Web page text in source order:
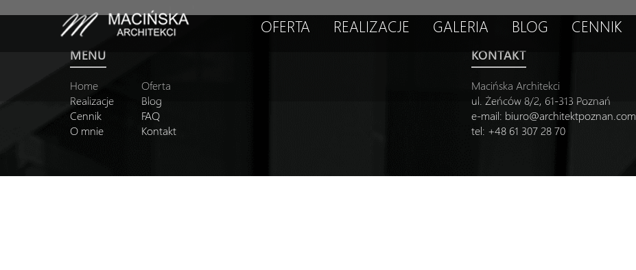
OFERTA REALIZACJE GALERIA BLOG CENNIK
MENU
Home
Oferta
Realizacje
Blog
Cennik
FAQ
O mnie
Kontakt
KONTAKT
Macińska Architekci
ul. Żeńców 8/2, 61-313 Poznań
e-mail: biuro@architektpoznan.com
tel: +48 61 307 28 70